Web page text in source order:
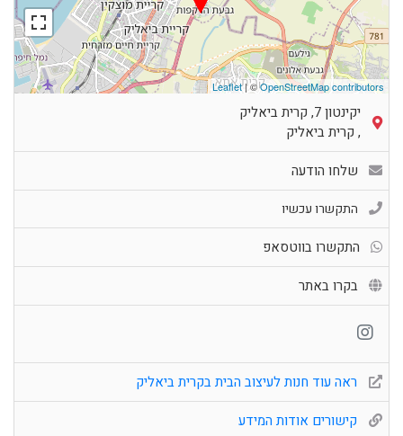
Leaflet| ©OpenStreetMap contributors
יקינטון 7, קרית ביאליק
, קרית ביאליק
שלחו הודעה
התקשרו עכשיו
התקשרו בווטסאפ
בקרו באתר
ראה עוד חנות לעיצוב הבית בקרית ביאליק
קישורים אודות המידע